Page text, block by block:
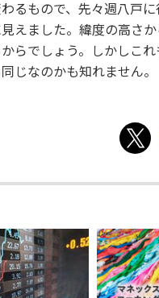
るもので、先々週八戸
えました。緯度の高さ
らでしょう。しかしこ
じなのかも知れません